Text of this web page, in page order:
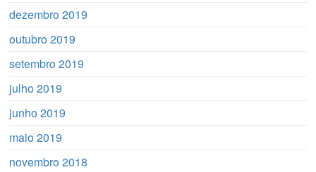
dezembro 2019
outubro 2019
setembro 2019
julho 2019
junho 2019
maio 2019
novembro 2018